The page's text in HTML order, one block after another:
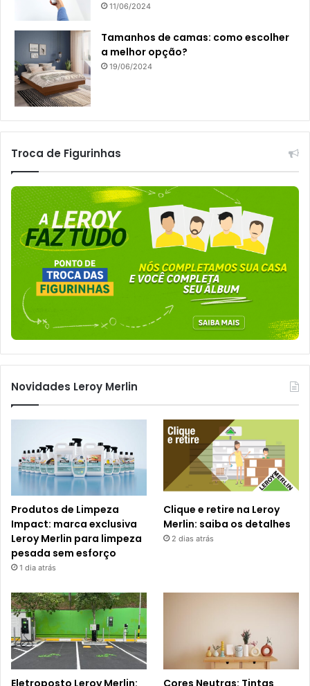
11/06/2024
Tamanhos de camas: como escolher
a melhor opção?
19/06/2024
Troca de Figurinhas
Novidades Leroy Merlin
Produtos de Limpeza
Impact: marca exclusiva
Leroy Merlin para limpeza
pesada sem esforço
1 dia atrás
Clique e retire na Leroy
Merlin: saiba os detalhes
2 dias atrás
Eletroposto Leroy Merlin:
Cores Neutras: Tintas